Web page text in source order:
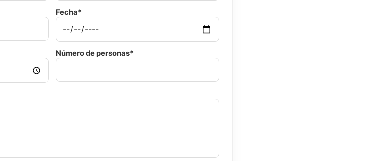
Fecha*
Número de personas*